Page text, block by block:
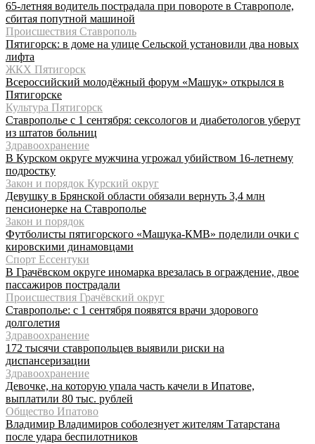
65-летняя водитель пострадала при повороте в Ставрополе,
сбитая попутной машиной
Происшествия Ставрополь
Пятигорск: в доме на улице Сельской установили два новых
лифта
ЖКХ Пятигорск
Всероссийский молодёжный форум «Машук» открылся в
Пятигорске
Культура Пятигорск
Ставрополье с 1 сентября: сексологов и диабетологов уберут
из штатов больниц
Здравоохранение
В Курском округе мужчина угрожал убийством 16‑летнему
подростку
Закон и порядок Курский округ
Девушку в Брянской области обязали вернуть 3,4 млн
пенсионерке на Ставрополье
Закон и порядок
Футболисты пятигорского «Машука-КМВ» поделили очки с
кировскими динамовцами
Спорт Ессентуки
В Грачёвском округе иномарка врезалась в ограждение, двое
пассажиров пострадали
Происшествия Грачёвский округ
Ставрополье: с 1 сентября появятся врачи здорового
долголетия
Здравоохранение
172 тысячи ставропольцев выявили риски на
диспансеризации
Здравоохранение
Девочке, на которую упала часть качели в Ипатове,
выплатили 80 тыс. рублей
Общество Ипатово
Владимир Владимиров соболезнует жителям Татарстана
после удара беспилотников